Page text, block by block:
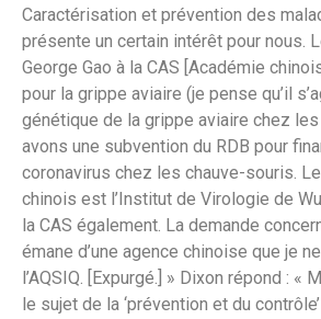
Caractérisation et prévention des
présente un certain intérêt pour nous.
George Gao à la CAS [Académie
pour la grippe aviaire (je pense qu’il
génétique de la grippe aviaire chez
avons une subvention du RDB pour
coronavirus chez les chauve-souris.
chinois est l’Institut de Virologie de
la CAS également. La demande
émane d’une agence chinoise que je
l’AQSIQ. [Expurgé.] » Dixon répond : «
le sujet de la ‘prévention et du